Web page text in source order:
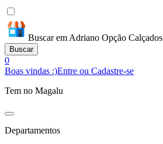
Buscar em Adriano Opção Calçados
Buscar
0
Boas vindas :)Entre ou Cadastre-se
Tem no Magalu
Departamentos